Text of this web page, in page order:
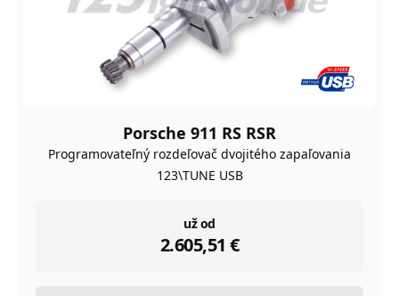
Porsche 911 RS RSR
Programovateľný rozdeľovač dvojitého zapaľovania
123\TUNE USB
už od
2.605,51 €
instock